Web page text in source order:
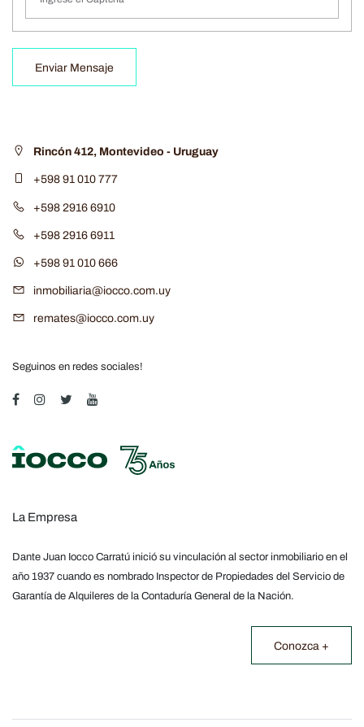
Enviar Mensaje
Rincón 412, Montevideo - Uruguay
+598 91 010 777
+598 2916 6910
+598 2916 6911
+598 91 010 666
inmobiliaria@iocco.com.uy
remates@iocco.com.uy
Seguinos en redes sociales!
La Empresa
Dante Juan Iocco Carratú inició su vinculación al sector inmobiliario en el
año 1937 cuando es nombrado Inspector de Propiedades del Servicio de
Garantía de Alquileres de la Contaduría General de la Nación.
Conozca +